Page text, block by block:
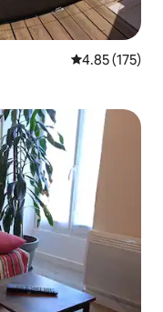
Calificación
4.85 (175)